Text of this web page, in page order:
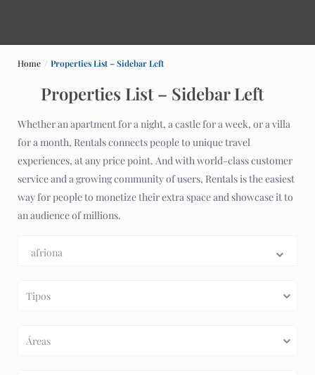
Home Properties List – Sidebar Left
Properties List – Sidebar Left
Whether an apartment for a night, a castle for a week, or a villa
for a month, Rentals connects people to unique travel
experiences, at any price point. And with world-class customer
service and a growing community of users, Rentals is the easiest
way for people to monetize their extra space and showcase it to
an audience of millions.
Tipos
Áreas